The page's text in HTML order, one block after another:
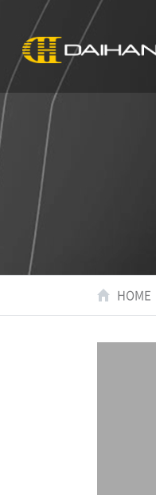
HOME